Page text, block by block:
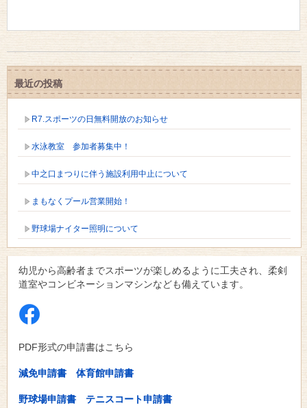
最近の投稿
R7.スポーツの日無料開放のお知らせ
水泳教室 参加者募集中！
中之口まつりに伴う施設利用中止について
まもなくプール営業開始！
野球場ナイター照明について
幼児から高齢者までスポーツが楽しめるように工夫され、柔剣
道室やコンビネーションマシンなども備えています。
PDF形式の申請書はこちら
減免申請書 体育館申請書
野球場申請書 テニスコート申請書